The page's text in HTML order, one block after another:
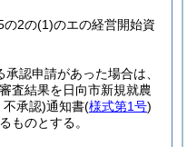
の2の(1)のエの経営開始資
承認申請があった場合は、
査結果を日向市新規就農
不承認)通知書(様式第1号)
ものとする。